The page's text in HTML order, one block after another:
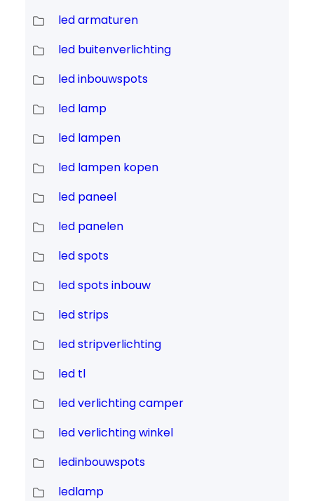
led armaturen
led buitenverlichting
led inbouwspots
led lamp
led lampen
led lampen kopen
led paneel
led panelen
led spots
led spots inbouw
led strips
led stripverlichting
led tl
led verlichting camper
led verlichting winkel
ledinbouwspots
ledlamp